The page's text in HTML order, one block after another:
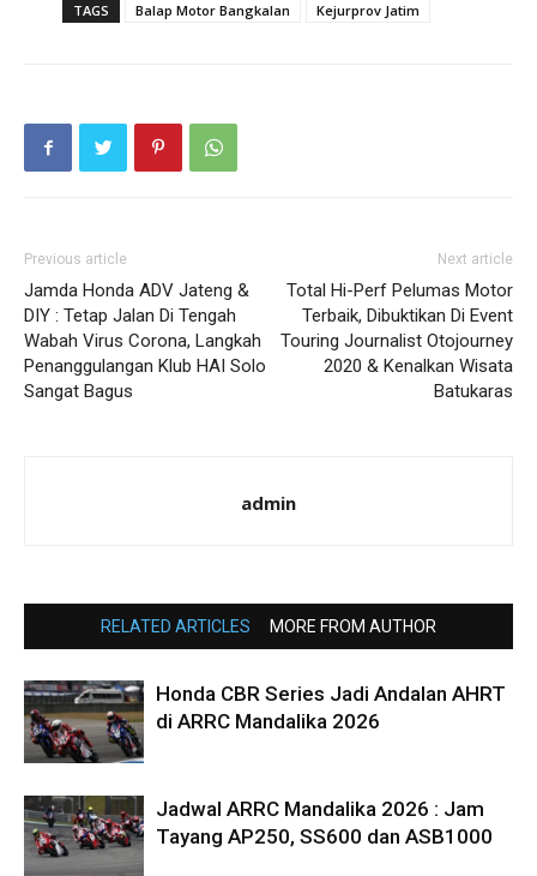
TAGS Balap Motor Bangkalan Kejurprov Jatim
Previous article
Jamda Honda ADV Jateng &
DIY : Tetap Jalan Di Tengah
Wabah Virus Corona, Langkah
Penanggulangan Klub HAI Solo
Sangat Bagus
Next article
Total Hi-Perf Pelumas Motor
Terbaik, Dibuktikan Di Event
Touring Journalist Otojourney
2020 & Kenalkan Wisata
Batukaras
admin
RELATED ARTICLES MORE FROM AUTHOR
Honda CBR Series Jadi Andalan AHRT
di ARRC Mandalika 2026
Jadwal ARRC Mandalika 2026 : Jam
Tayang AP250, SS600 dan ASB1000